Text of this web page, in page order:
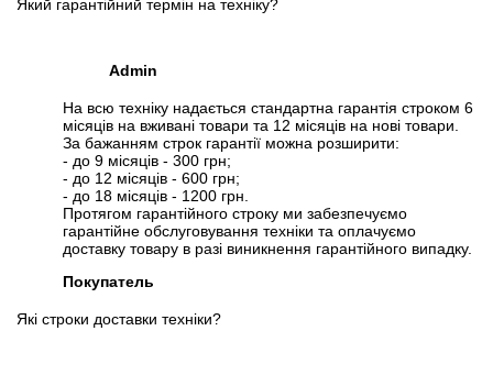
Який гарантійний термін на техніку?
Admin
На всю техніку надається стандартна гарантія строком 6
місяців на вживані товари та 12 місяців на нові товари.
За бажанням строк гарантії можна розширити:
- до 9 місяців - 300 грн;
- до 12 місяців - 600 грн;
- до 18 місяців - 1200 грн.
Протягом гарантійного строку ми забезпечуємо
гарантійне обслуговування техніки та оплачуємо
доставку товару в разі виникнення гарантійного випадку.
Покупатель
Які строки доставки техніки?